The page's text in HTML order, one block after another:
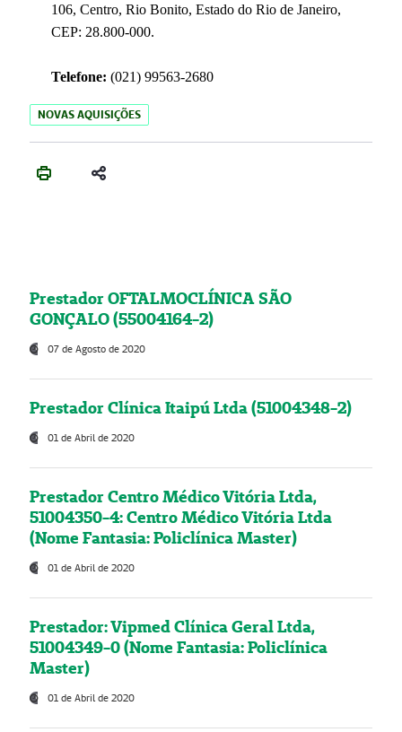
106, Centro, Rio Bonito, Estado do Rio de Janeiro,
CEP: 28.800-000.
Telefone: (021) 99563-2680
NOVAS AQUISIÇÕES
Prestador OFTALMOCLÍNICA SÃO
GONÇALO (55004164-2)
07 de Agosto de 2020
Prestador Clínica Itaipú Ltda (51004348-2)
01 de Abril de 2020
Prestador Centro Médico Vitória Ltda,
51004350-4: Centro Médico Vitória Ltda
(Nome Fantasia: Policlínica Master)
01 de Abril de 2020
Prestador: Vipmed Clínica Geral Ltda,
51004349-0 (Nome Fantasia: Policlínica
Master)
01 de Abril de 2020